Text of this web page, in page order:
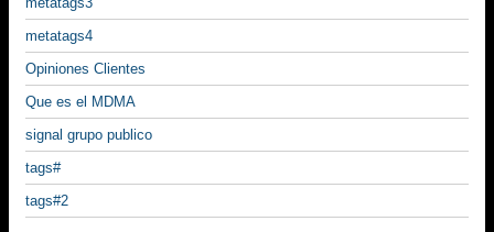
metatags4
Opiniones Clientes
Que es el MDMA
signal grupo publico
tags#
tags#2